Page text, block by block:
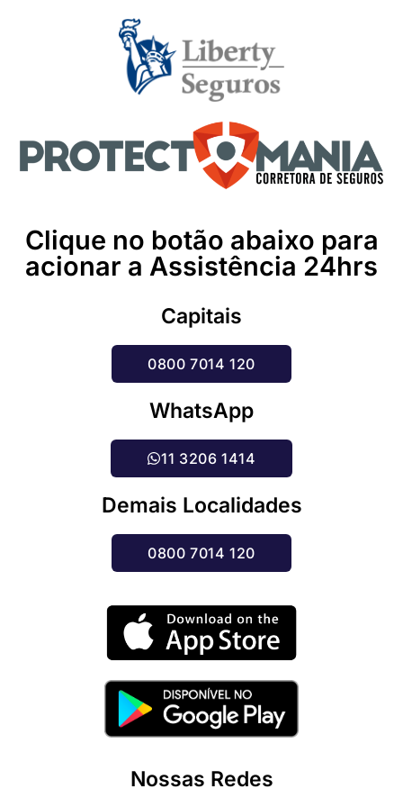
Clique no botão abaixo para
acionar a Assistência 24hrs
Capitais
0800 7014 120
WhatsApp
11 3206 1414
Demais Localidades
0800 7014 120
Nossas Redes